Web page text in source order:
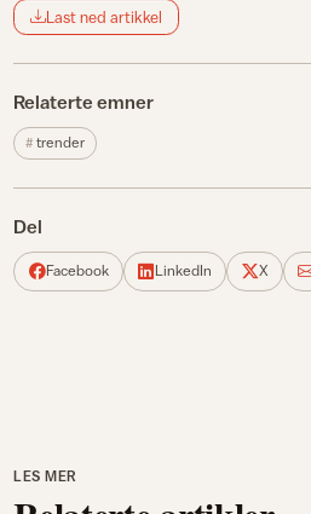
Last ned artikkel
Relaterte emner
trender
Del
Facebook LinkedIn X
LES MER